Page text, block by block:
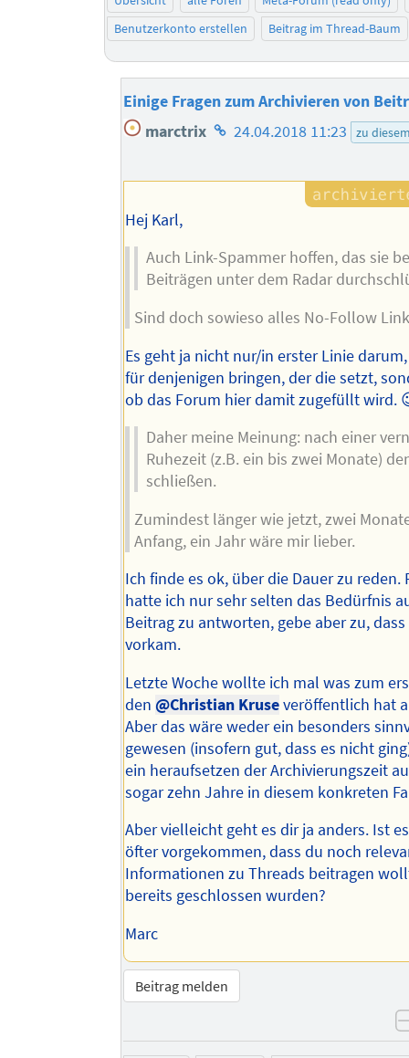
Benutzerkonto erstellen
Beitrag im Thread-Baum
Einige Fragen zum Archivieren von
marctrix Homepage
Autors
24.04.2018 11:23 zu
Hej Karl,
Auch Link-Spammer hoffen, das sie
Beiträgen unter dem Radar
Sind doch sowieso alles No-Follow
Es geht ja nicht nur/in erster Linie
für denjenigen bringen, der die setzt,
ob das Forum hier damit zugefüllt wird.
Daher meine Meinung: nach einer
Ruhezeit (z.B. ein bis zwei Monate)
schließen.
Zumindest länger wie jetzt, zwei
Anfang, ein Jahr wäre mir lieber.
Ich finde es ok, über die Dauer zu reden.
hatte ich nur sehr selten das Bedürfnis
Beitrag zu antworten, gebe aber zu,
vorkam.
Letzte Woche wollte ich mal was zum
den@Christian Kruseveröffentlich hat
Aber das wäre weder ein besonders
gewesen (insofern gut, dass es nicht
ein heraufsetzen der Archivierungszeit
sogar zehn Jahre in diesem konkreten
Aber vielleicht geht es dir ja anders. Ist
öfter vorgekommen, dass du noch
Informationen zu Threads beitragen
bereits geschlossen wurden?
Marc
Beitrag melden